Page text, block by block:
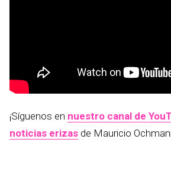
¡Síguenos en nuestro canal de
noticias erizas de Mauricio